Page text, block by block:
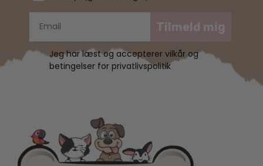
Tilmeld mig
Jeg har læst og accepterer vilkår og
betingelser for privatlivspolitik